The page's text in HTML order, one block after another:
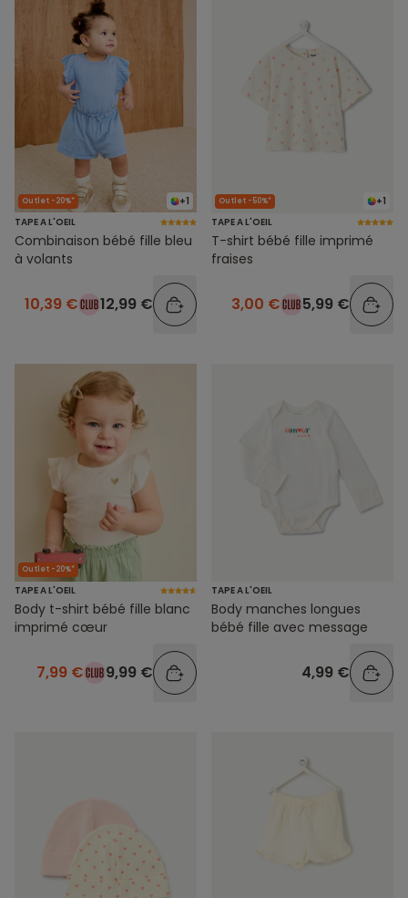
+1
Outlet -20%*
TAPE A L'OEIL
Combinaison bébé fille bleu
à volants
10,39 € 12,99 €
+1
Outlet -50%*
TAPE A L'OEIL
T-shirt bébé fille imprimé
fraises
3,00 € 5,99 €
Outlet -20%*
TAPE A L'OEIL
Body t-shirt bébé fille blanc
imprimé cœur
7,99 € 9,99 €
TAPE A L'OEIL
Body manches longues
bébé fille avec message
4,99 €